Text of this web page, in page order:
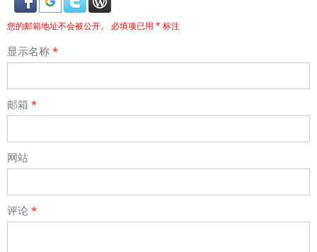
您的邮箱地址不会被公开。 必填项已用 * 标注
显示名称 *
邮箱 *
网站
评论 *